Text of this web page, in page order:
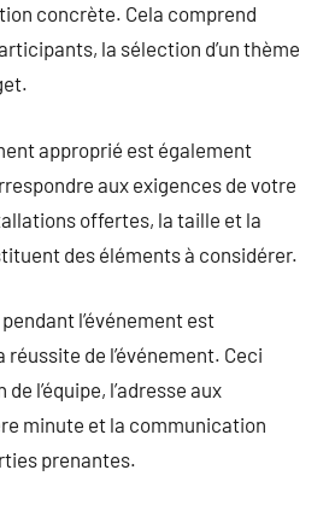
concrète. Cela comprend
la sélection d’un thème
approprié est également
aux exigences de votre
offertes, la taille et la
des éléments à considérer.
l’événement est
de l’événement. Ceci
l’équipe, l’adresse aux
minute et la communication
prenantes.